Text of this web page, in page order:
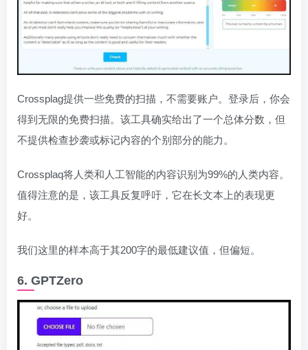
Crossplag提供一些免费的扫描，不需要账户。登录后，你会
得到无限的免费扫描。该工具确实给出了一个总体分数，但
不提供检查抄袭或标记内容的个别部分的能力。
Crossplaq将人类和人工智能的内容识别为99%的人类内容。
值得注意的是，该工具反复呼吁，它在长文本上的表现更
好。
我们这里的样本高于其200字的最低建议值，但偏短。
6. GPTZero